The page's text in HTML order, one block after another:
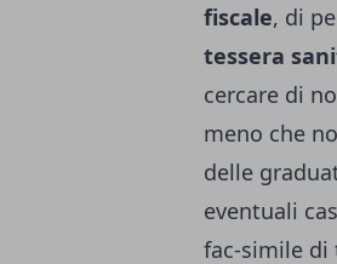
fiscale, di
tessera
cercare di
meno che
delle
eventuali
fac-simile di